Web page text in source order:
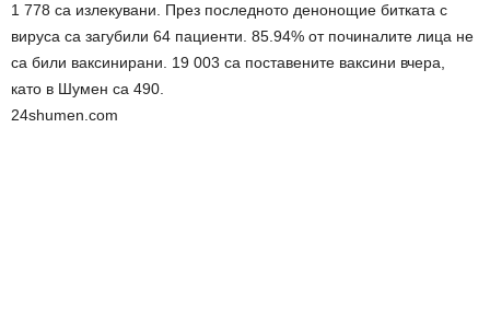
1 778 са излекувани. През последното денонощие битката с
вируса са загубили 64 пациенти. 85.94% от починалите лица не
са били ваксинирани. 19 003 са поставените ваксини вчера,
като в Шумен са 490.
24shumen.com